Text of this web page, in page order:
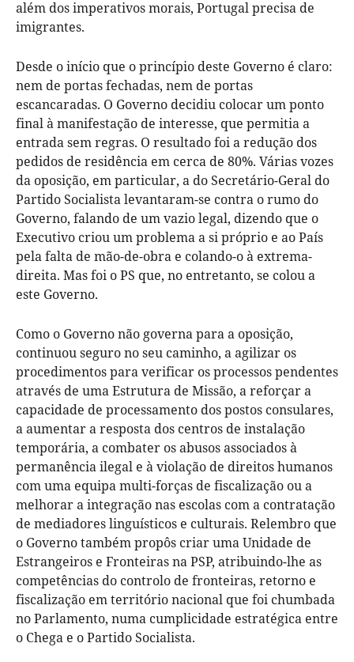
além dos imperativos morais, Portugal precisa de
imigrantes.
Desde o início que o princípio deste Governo é claro:
nem de portas fechadas, nem de portas
escancaradas. O Governo decidiu colocar um ponto
final à manifestação de interesse, que permitia a
entrada sem regras. O resultado foi a redução dos
pedidos de residência em cerca de 80%. Várias vozes
da oposição, em particular, a do Secretário-Geral do
Partido Socialista levantaram-se contra o rumo do
Governo, falando de um vazio legal, dizendo que o
Executivo criou um problema a si próprio e ao País
pela falta de mão-de-obra e colando-o à extrema-
direita. Mas foi o PS que, no entretanto, se colou a
este Governo.
Como o Governo não governa para a oposição,
continuou seguro no seu caminho, a agilizar os
procedimentos para verificar os processos pendentes
através de uma Estrutura de Missão, a reforçar a
capacidade de processamento dos postos consulares,
a aumentar a resposta dos centros de instalação
temporária, a combater os abusos associados à
permanência ilegal e à violação de direitos humanos
com uma equipa multi-forças de fiscalização ou a
melhorar a integração nas escolas com a contratação
de mediadores linguísticos e culturais. Relembro que
o Governo também propôs criar uma Unidade de
Estrangeiros e Fronteiras na PSP, atribuindo-lhe as
competências do controlo de fronteiras, retorno e
fiscalização em território nacional que foi chumbada
no Parlamento, numa cumplicidade estratégica entre
o Chega e o Partido Socialista.